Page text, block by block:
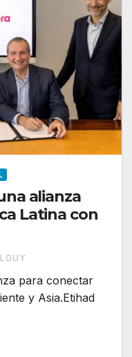
alianza
Latina con
para conectar
y Asia.Etihad